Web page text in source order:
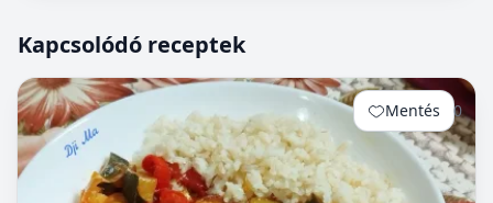
Kapcsolódó receptek
Mentés 0